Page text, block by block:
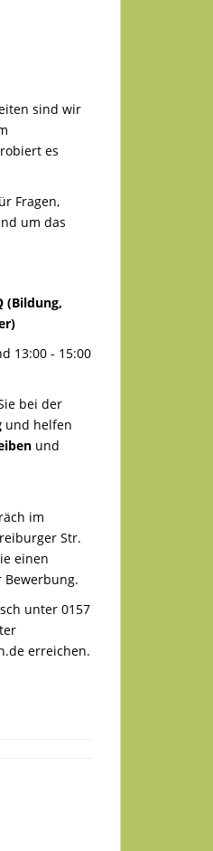
sind wir
es
Fragen,
um das
(Bildung,
13:00 - 15:00
bei der
und helfen
und
im
Str.
einen
Bewerbung.
unter 0157
erreichen.